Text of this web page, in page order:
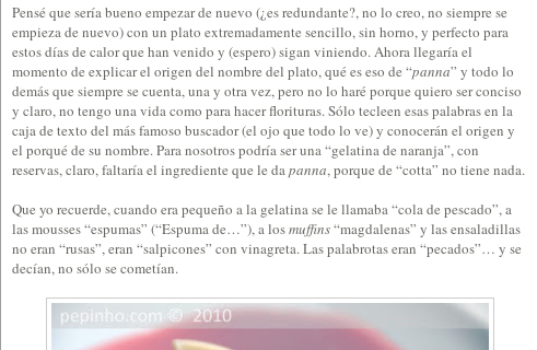
Pensé que sería bueno empezar de nuevo (¿es redundante?, no lo creo, no siempre se
empieza de nuevo) con un plato extremadamente sencillo, sin horno, y perfecto para
estos días de calor que han venido y (espero) sigan viniendo. Ahora llegaría el
momento de explicar el origen del nombre del plato, qué es eso de “panna” y todo lo
demás que siempre se cuenta, una y otra vez, pero no lo haré porque quiero ser conciso
y claro, no tengo una vida como para hacer florituras. Sólo tecleen esas palabras en la
caja de texto del más famoso buscador (el ojo que todo lo ve) y conocerán el origen y
el porqué de su nombre. Para nosotros podría ser una “gelatina de naranja”, con
reservas, claro, faltaría el ingrediente que le dapanna, porque de “cotta” no tiene nada.
Que yo recuerde, cuando era pequeño a la gelatina se le llamaba “cola de pescado”, a
las mousses “espumas” (“Espuma de…”), a losmuffins“magdalenas” y las ensaladillas
no eran “rusas”, eran “salpicones” con vinagreta. Las palabrotas eran “pecados”… y se
decían, no sólo se cometían.